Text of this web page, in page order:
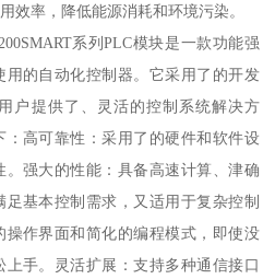
效率，降低能源消耗和环境污染。
系列PLC模块是一款功能强
的自动化控制器。它采用了的开发
户提供了、灵活的控制系统解决方
高可靠性：采用了的硬件和软件设
强大的性能：具备高速计算、津确
基本控制需求，又适用于复杂控制
作界面和简化的编程模式，即使没
手。灵活扩展：支持多种通信接口